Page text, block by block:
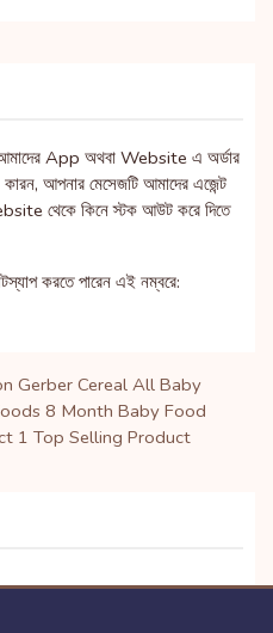
আমাদের App অথবা Website এ অর্ডার
আপনার মেসেজটি আমাদের এজেন্ট
থেকে কিনে স্টক আউট করে দিতে
করতে পারেন এই নম্বরে:
Gerber Cereal All Baby
8 Month Baby Food
1 Top Selling Product